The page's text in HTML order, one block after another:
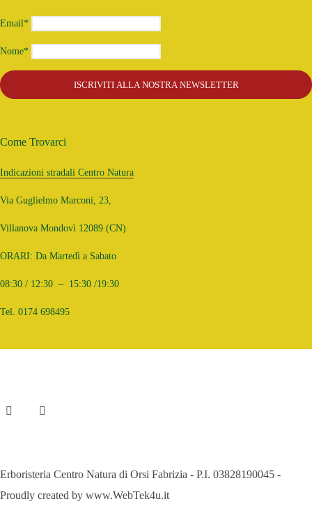
Email*
Nome*
Come Trovarci
Indicazioni stradali Centro Natura
Via Guglielmo Marconi, 23,
Villanova Mondovì 12089 (CN)
ORARI: Da Martedì a Sabato
08:30 / 12:30 – 15:30 /19:30
Tel. 0174 698495
Erboristeria Centro Natura di Orsi Fabrizia - P.I. 03828190045 -
Proudly created by www.WebTek4u.it